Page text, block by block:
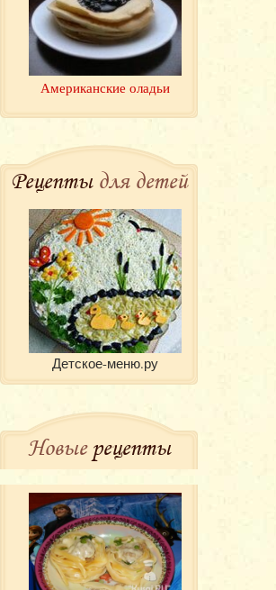
Американские оладьи
Рецепты для детей
Детское-меню.ру
Новыерецепты